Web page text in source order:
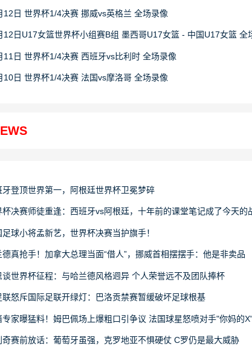
12日 世界杯1/4决赛 挪威vs英格兰 全场录像
12日U17女篮世界杯小组赛B组 墨西哥U17女篮 - 中国U17女篮 全
11日 世界杯1/4决赛 西班牙vs比利时 全场录像
10日 世界杯1/4决赛 法国vs摩洛哥 全场录像
牙登顶世界第一，阿根廷世界杯卫冕梦碎
杯决赛师徒重逢：西班牙vs阿根廷，十年前的课堂笔记成了今天的
足球小将孟新艺，世界杯决赛当护旗手！
德真抢手！加拿大总理当面“借人”，挪威首相摆摆手：他是非卖品
谈世界杯征程：与哈兰德风格迥异 个人荣誉远不及团队捧杯
联怒斥国际足联开绿灯：巴洛贡禁赛暂缓破坏足球根基
专家曝猛料！姆巴佩场上爆粗口引争议 法国球星怒喷对手"你妈的
奇赛前放话：葡萄牙虽强，克罗地亚不惧硬仗 C罗仍是最大威胁